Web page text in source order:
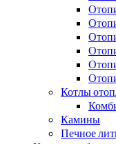
Котлы
Камины
Печное